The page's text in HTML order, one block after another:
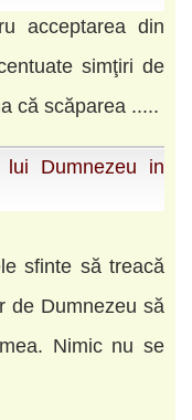
acceptarea din
simţiri de
că scăparea .....
lui Dumnezeu in
sfinte să treacă
de Dumnezeu să
Nimic nu se